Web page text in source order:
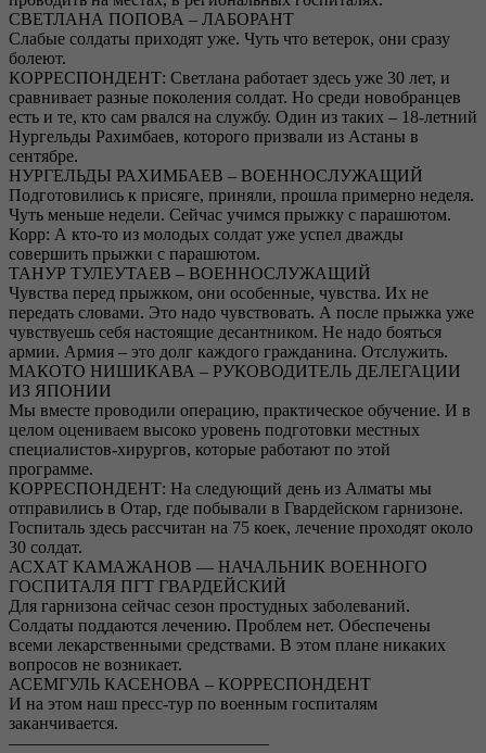
СВЕТЛАНА ПОПОВА – ЛАБОРАНТ
Слабые солдаты приходят уже. Чуть что ветерок, они сразу
болеют.
КОРРЕСПОНДЕНТ: Светлана работает здесь уже 30 лет, и
сравнивает разные поколения солдат. Но среди новобранцев
есть и те, кто сам рвался на службу. Один из таких – 18-летний
Нургельды Рахимбаев, которого призвали из Астаны в
сентябре.
НУРГЕЛЬДЫ РАХИМБАЕВ – ВОЕННОСЛУЖАЩИЙ
Подготовились к присяге, приняли, прошла примерно неделя.
Чуть меньше недели. Сейчас учимся прыжку с парашютом.
Корр: А кто-то из молодых солдат уже успел дважды
совершить прыжки с парашютом.
ТАНУР ТУЛЕУТАЕВ – ВОЕННОСЛУЖАЩИЙ
Чувства перед прыжком, они особенные, чувства. Их не
передать словами. Это надо чувствовать. А после прыжка уже
чувствуешь себя настоящие десантником. Не надо бояться
армии. Армия – это долг каждого гражданина. Отслужить.
МАКОТО НИШИКАВА – РУКОВОДИТЕЛЬ ДЕЛЕГАЦИИ
ИЗ ЯПОНИИ
Мы вместе проводили операцию, практическое обучение. И в
целом оцениваем высоко уровень подготовки местных
специалистов-хирургов, которые работают по этой
программе.
КОРРЕСПОНДЕНТ: На следующий день из Алматы мы
отправились в Отар, где побывали в Гвардейском гарнизоне.
Госпиталь здесь рассчитан на 75 коек, лечение проходят около
30 солдат.
АСХАТ КАМАЖАНОВ — НАЧАЛЬНИК ВОЕННОГО
ГОСПИТАЛЯ ПГТ ГВАРДЕЙСКИЙ
Для гарнизона сейчас сезон простудных заболеваний.
Солдаты поддаются лечению. Проблем нет. Обеспечены
всеми лекарственными средствами. В этом плане никаких
вопросов не возникает.
АСЕМГУЛЬ КАСЕНОВА – КОРРЕСПОНДЕНТ
И на этом наш пресс-тур по военным госпиталям
заканчивается.
———————————————